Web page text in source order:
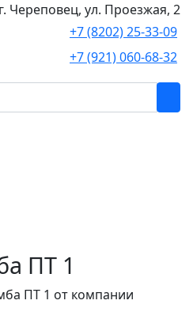
г. Череповец, ул. Проезжая, 2
+7 (8202) 25-33-09
+7 (921) 060-68-32
ПТ 1